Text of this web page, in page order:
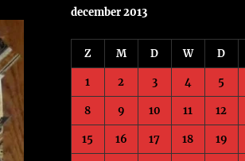
december 2013
Z M D W D
1 2 3 4 5
8 9 10 11 12
15 16 17 18 19